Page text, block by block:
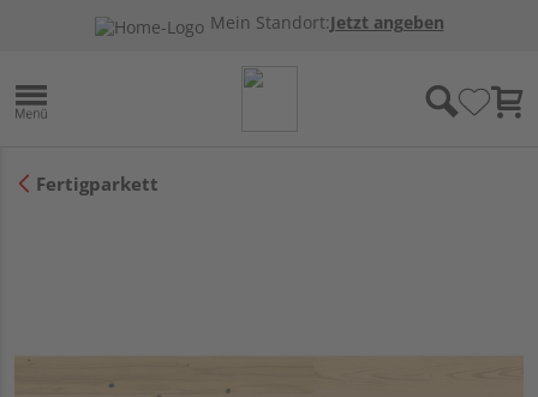
Mein Standort:Jetzt angeben
Fertigparkett